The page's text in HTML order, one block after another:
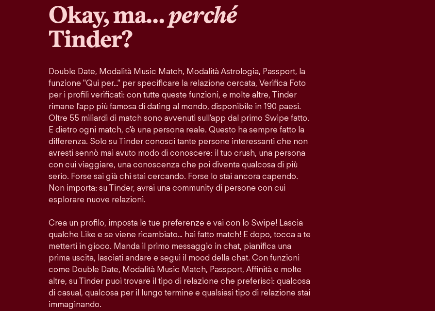
Okay, ma…perché
Tinder?
Double Date, Modalità Music Match, Modalità Astrologia, Passport, la
funzione "Qui per…" per specificare la relazione cercata, Verifica Foto
per i profili verificati: con tutte queste funzioni, e molte altre, Tinder
rimane l'app più famosa di dating al mondo, disponibile in 190 paesi.
Oltre 55 miliardi di match sono avvenuti sull'app dal primo Swipe fatto.
E dietro ogni match, c'è una persona reale. Questo ha sempre fatto la
differenza. Solo su Tinder conosci tante persone interessanti che non
avresti sennò mai avuto modo di conoscere: il tuo crush, una persona
con cui viaggiare, una conoscenza che poi diventa qualcosa di più
serio. Forse sai già chi stai cercando. Forse lo stai ancora capendo.
Non importa: su Tinder, avrai una community di persone con cui
esplorare nuove relazioni.
Crea un profilo, imposta le tue preferenze e vai con lo Swipe! Lascia
qualche Like e se viene ricambiato… hai fatto match! E dopo, tocca a te
metterti in gioco. Manda il primo messaggio in chat, pianifica una
prima uscita, lasciati andare e segui il mood della chat. Con funzioni
come Double Date, Modalità Music Match, Passport, Affinità e molte
altre, su Tinder puoi trovare il tipo di relazione che preferisci: qualcosa
di casual, qualcosa per il lungo termine e qualsiasi tipo di relazione stai
immaginando.